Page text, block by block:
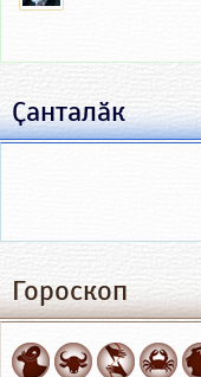
Ҫанталӑк
Гороскоп